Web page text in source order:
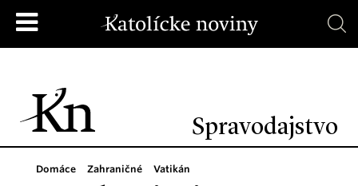
Spravodajstvo
Domáce Zahraničné Vatikán